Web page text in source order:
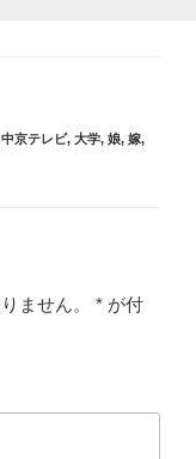
中京テレビ, 大学, 娘, 嫁,
ません。 * が付